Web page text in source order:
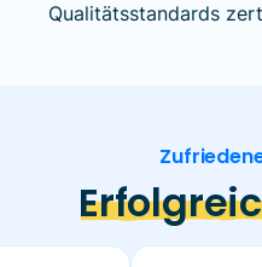
Qualitätsstandards